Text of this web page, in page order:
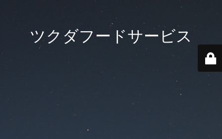
ツクダフードサービス